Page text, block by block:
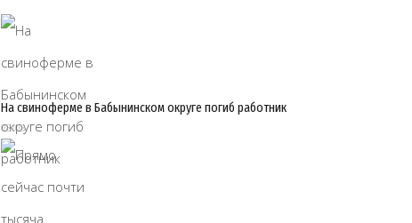
На свиноферме в Бабынинском округе погиб работник
08/08